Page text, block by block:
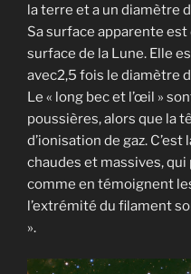
la terre et a un diamètre
Sa surface apparente
surface de la Lune. Elle
avec2,5 fois le diamètre
Le « long bec et l’œil »
poussières, alors que la
d’ionisation de gaz.
chaudes et massives,
comme en témoignent
l’extrémité du filament
».